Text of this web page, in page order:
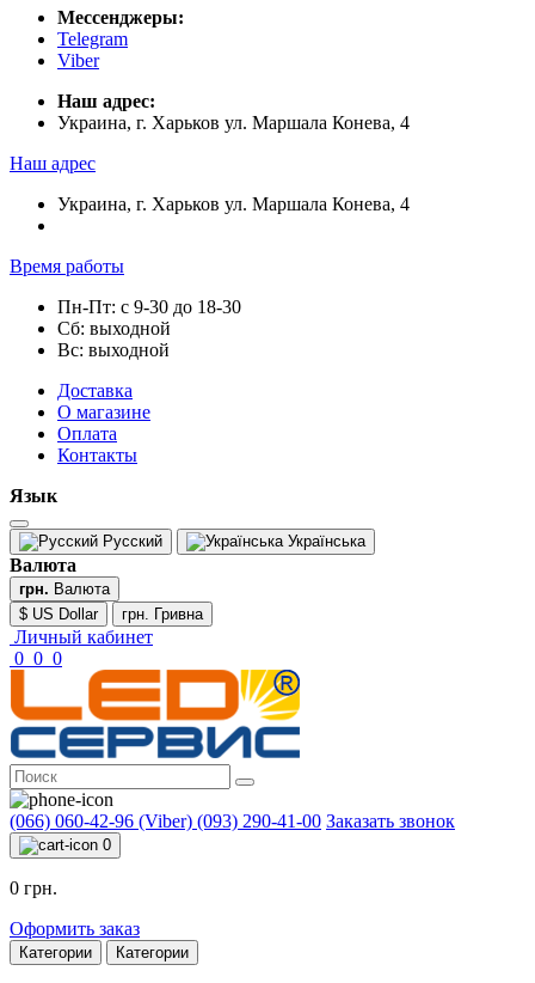
Мессенджеры:
Telegram
Viber
Наш адрес:
Украина, г. Харьков ул. Маршала Конева, 4
Наш адрес
Украина, г. Харьков ул. Маршала Конева, 4
Время работы
Пн-Пт: с 9-30 до 18-30
Сб: выходной
Вс: выходной
Доставка
О магазине
Оплата
Контакты
Язык
Русский Українська
Валюта
грн. Валюта
$ US Dollar
грн. Гривна
Личный кабинет
0 0 0
(066) 060-42-96 (Viber) (093) 290-41-00 Заказать звонок
0
0 грн.
Оформить заказ
Категории Категории